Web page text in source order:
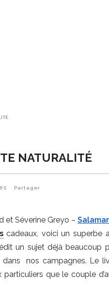
NATURALITÉ
Partager
et Séverine Greyo –
cadeaux, voici un superbe
un sujet déjà beaucoup
dans nos campagnes. Le
que le couple